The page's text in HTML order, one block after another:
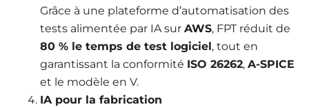
Grâce à une plateforme d’automatisation des
tests alimentée par IA sur AWS, FPT réduit de
80 % le temps de test logiciel, tout en
garantissant la conformité ISO 26262, A-SPICE
et le modèle en V.
IA pour la fabrication